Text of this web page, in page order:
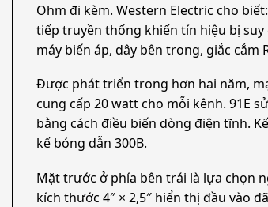
Ohm đi kèm. Western Electric cho
tiếp truyền thống khiến tín hiệu bị suy
máy biến áp, dây bên trong, giắc cắm
Được phát triển trong hơn hai năm,
cung cấp 20 watt cho mỗi kênh. 91E
bằng cách điều biến dòng điện tĩnh.
kế bóng dẫn 300B.
Mặt trước ở phía bên trái là lựa chọn
kích thước 4″ × 2,5″ hiển thị đầu vào